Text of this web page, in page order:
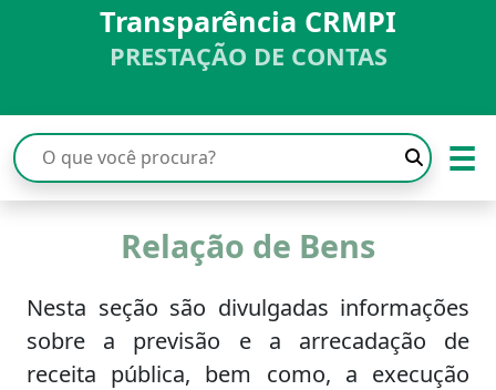
Transparência CRMPI
PRESTAÇÃO DE CONTAS
☰
Relação de Bens
Nesta seção são divulgadas informações
sobre a previsão e a arrecadação de
receita pública, bem como, a execução